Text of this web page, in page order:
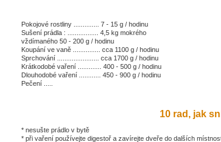
Pokojové rostliny .............. 7 - 15 g / hodinu
Sušení prádla : ................. 4,5 kg mokrého
vždímaného 50 - 200 g / hodinu
Koupání ve vaně ............... cca 1100 g / hodinu
Sprchování ....................... cca 1700 g / hodinu
Krátkodobé vaření ............. 400 - 500 g / hodinu
Dlouhodobé vaření ............ 450 - 900 g / hodinu
Pečení .....
10 rad, jak
* nesušte prádlo v bytě
* při vaření používejte digestoř a zavírejte dveře do dalších